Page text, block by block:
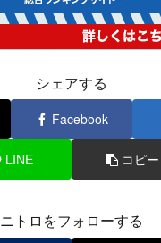
シェアする
Facebook
LINE コピー
ニトロをフォローする